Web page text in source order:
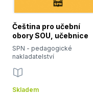
Čeština pro učební
obory SOU, učebnice
SPN - pedagogické
nakladatelství
Skladem